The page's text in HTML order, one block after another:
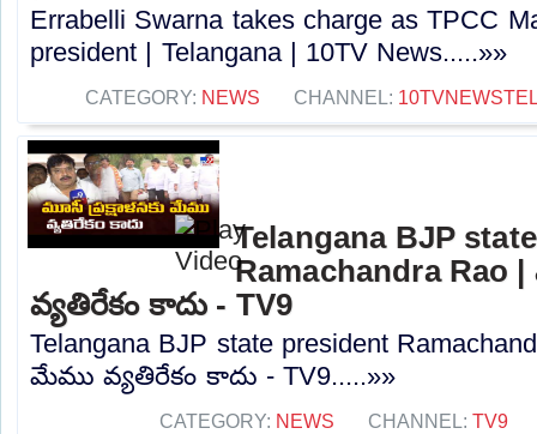
Errabelli Swarna takes charge as TPCC
president | Telangana | 10TV News.....»»
CATEGORY: NEWS CHANNEL:
Telangana BJP
Ramachandra Rao
వ్యతిరేకం కాదు - TV9
Telangana BJP state president
మేము వ్యతిరేకం కాదు - TV9.....»»
CATEGORY: NEWS CHANNEL: TV9